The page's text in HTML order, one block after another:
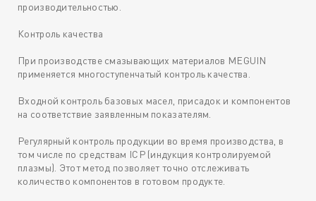
производительностью.
Контроль качества
При производстве смазывающих материалов MEGUIN
применяется многоступенчатый контроль качества.
Входной контроль базовых масел, присадок и компонентов
на соответствие заявленным показателям.
Регулярный контроль продукции во время производства, в
том числе по средствам ICP (индукция контролируемой
плазмы). Этот метод позволяет точно отслеживать
количество компонентов в готовом продукте.